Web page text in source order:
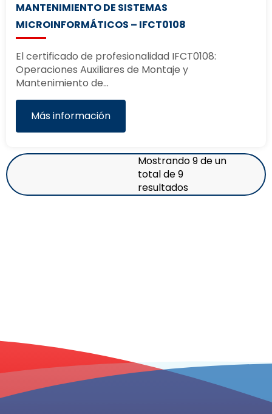
MANTENIMIENTO DE SISTEMAS
MICROINFORMÁTICOS – IFCT0108
El certificado de profesionalidad IFCT0108:
Operaciones Auxiliares de Montaje y
Mantenimiento de…
Más información
Mostrando 9 de un
total de 9
resultados